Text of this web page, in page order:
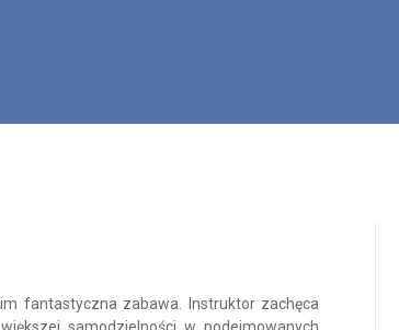
fantastyczna zabawa. Instruktor zachęca